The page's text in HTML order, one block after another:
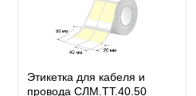
Этикетка для кабеля и
провода СЛМ.ТТ.40.50